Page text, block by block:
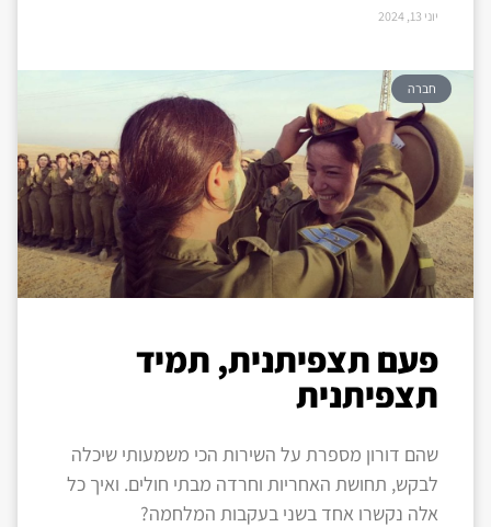
יוני 13, 2024
חברה
פעם תצפיתנית, תמיד
תצפיתנית
שהם דורון מספרת על השירות הכי משמעותי שיכלה
לבקש, תחושת האחריות וחרדה מבתי חולים. ואיך כל
אלה נקשרו אחד בשני בעקבות המלחמה?